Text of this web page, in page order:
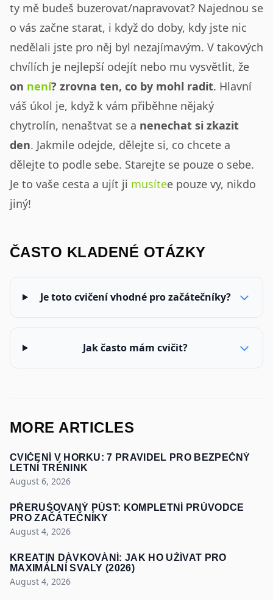
ty mě budeš buzerovat/napravovat? Najednou se
o vás začne starat, i když do doby, kdy jste nic
nedělali jste pro něj byl nezajímavým. V takových
chvílích je nejlepší odejít nebo mu vysvětlit, že
on není? zrovna ten, co by mohl radit. Hlavní
váš úkol je, když k vám přiběhne nějaký
chytrolín, nenaštvat se a nenechat si zkazit
den. Jakmile odejde, dělejte si, co chcete a
dělejte to podle sebe. Starejte se pouze o sebe.
Je to vaše cesta a ujít ji musítee pouze vy, nikdo
jiný!
ČASTO KLADENÉ OTÁZKY
Je toto cvičení vhodné pro začátečníky?
Jak často mám cvičit?
MORE ARTICLES
CVIČENÍ V HORKU: 7 PRAVIDEL PRO BEZPEČNÝ
LETNÍ TRÉNINK
August 6, 2026
PŘERUŠOVANÝ PŮST: KOMPLETNÍ PRŮVODCE
PRO ZAČÁTEČNÍKY
August 4, 2026
KREATIN DÁVKOVÁNÍ: JAK HO UŽÍVAT PRO
MAXIMÁLNÍ SVALY (2026)
August 4, 2026